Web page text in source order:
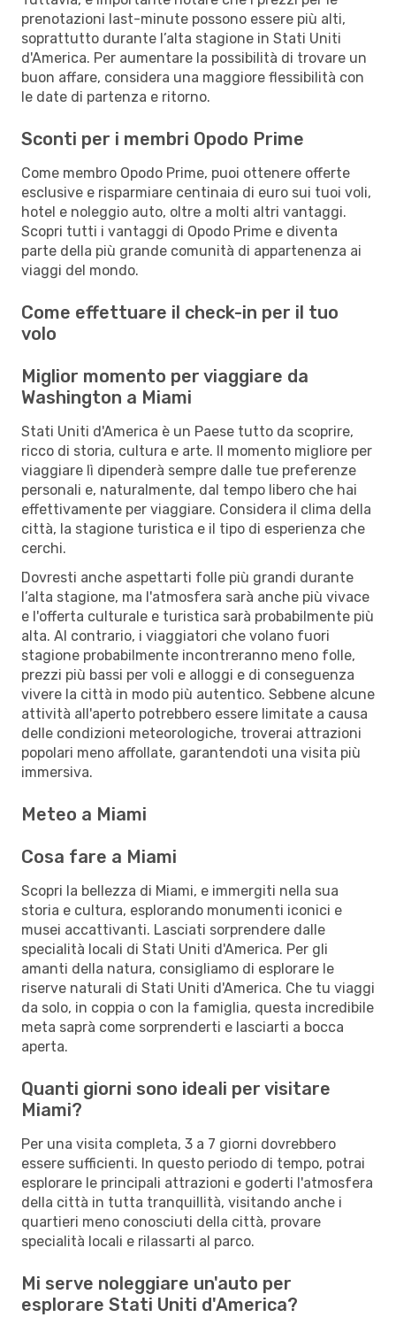
prenotazioni last-minute possono essere più alti,
soprattutto durante l’alta stagione in Stati Uniti
d'America. Per aumentare la possibilità di trovare un
buon affare, considera una maggiore flessibilità con
le date di partenza e ritorno.
Sconti per i membri Opodo Prime
Come membro Opodo Prime, puoi ottenere offerte
esclusive e risparmiare centinaia di euro sui tuoi voli,
hotel e noleggio auto, oltre a molti altri vantaggi.
Scopri tutti i vantaggi di Opodo Prime e diventa
parte della più grande comunità di appartenenza ai
viaggi del mondo.
Come effettuare il check-in per il tuo
volo
Miglior momento per viaggiare da
Washington a Miami
Stati Uniti d'America è un Paese tutto da scoprire,
ricco di storia, cultura e arte. Il momento migliore per
viaggiare lì dipenderà sempre dalle tue preferenze
personali e, naturalmente, dal tempo libero che hai
effettivamente per viaggiare. Considera il clima della
città, la stagione turistica e il tipo di esperienza che
cerchi.
Dovresti anche aspettarti folle più grandi durante
l’alta stagione, ma l'atmosfera sarà anche più vivace
e l'offerta culturale e turistica sarà probabilmente più
alta. Al contrario, i viaggiatori che volano fuori
stagione probabilmente incontreranno meno folle,
prezzi più bassi per voli e alloggi e di conseguenza
vivere la città in modo più autentico. Sebbene alcune
attività all'aperto potrebbero essere limitate a causa
delle condizioni meteorologiche, troverai attrazioni
popolari meno affollate, garantendoti una visita più
immersiva.
Meteo a Miami
Cosa fare a Miami
Scopri la bellezza di Miami, e immergiti nella sua
storia e cultura, esplorando monumenti iconici e
musei accattivanti. Lasciati sorprendere dalle
specialità locali di Stati Uniti d'America. Per gli
amanti della natura, consigliamo di esplorare le
riserve naturali di Stati Uniti d'America. Che tu viaggi
da solo, in coppia o con la famiglia, questa incredibile
meta saprà come sorprenderti e lasciarti a bocca
aperta.
Quanti giorni sono ideali per visitare
Miami?
Per una visita completa, 3 a 7 giorni dovrebbero
essere sufficienti. In questo periodo di tempo, potrai
esplorare le principali attrazioni e goderti l'atmosfera
della città in tutta tranquillità, visitando anche i
quartieri meno conosciuti della città, provare
specialità locali e rilassarti al parco.
Mi serve noleggiare un'auto per
esplorare Stati Uniti d'America?